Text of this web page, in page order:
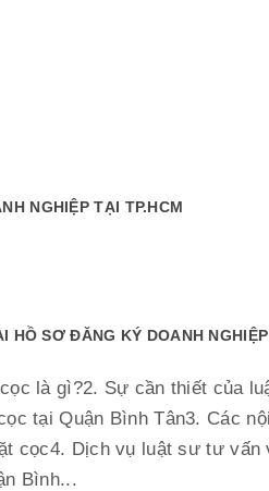
NGHIỆP TẠI TP.HCM
HỒ SƠ ĐĂNG KÝ DOANH NGHIỆP
là gì?2. Sự cần thiết của
tại Quận Bình Tân3. Các
cọc4. Dịch vụ luật sư tư vấn
Bình...